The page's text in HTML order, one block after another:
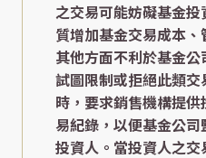
之交易可能妨礙基金
質增加基金交易成本
其他方面不利於基金
試圖限制或拒絕此類
時，要求銷售機構提
易紀錄，以便基金公司
投資人。當投資人之交